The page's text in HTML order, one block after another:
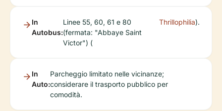
In
Autobus:
Linee 55, 60, 61 e 80
(fermata: "Abbaye Saint
Victor") (
Thrillophilia).
In
Auto:
Parcheggio limitato nelle vicinanze;
considerare il trasporto pubblico per
comodità.